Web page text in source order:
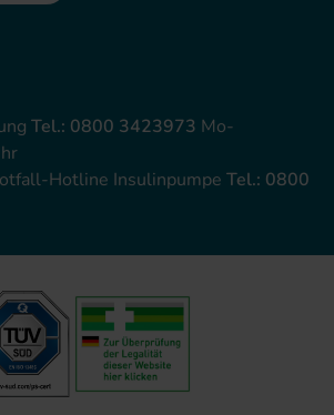
Tel.: 0800 3423973 Mo-
Hotline Insulinpumpe Tel.: 0800